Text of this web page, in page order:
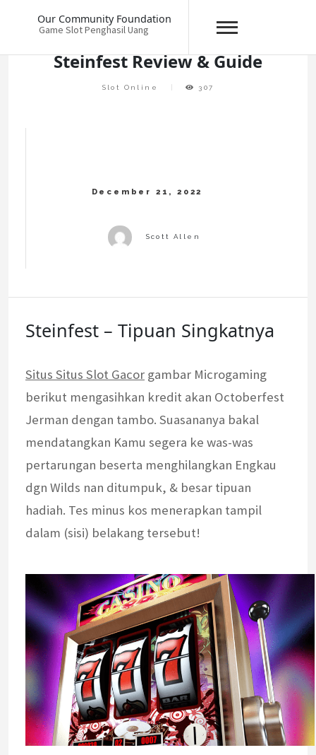
Our Community Foundation
Game Slot Penghasil Uang
Steinfest Review & Guide
Slot Online 307
Steinfest – Tipuan Singkatnya
Situs Situs Slot Gacor gambar Microgaming
berikut mengasihkan kredit akan Octoberfest
Jerman dengan tambo. Suasananya bakal
mendatangkan Kamu segera ke was-was
pertarungan beserta menghilangkan Engkau
dgn Wilds nan ditumpuk, & besar tipuan
hadiah. Tes minus kos menerapkan tampil
dalam (sisi) belakang tersebut!